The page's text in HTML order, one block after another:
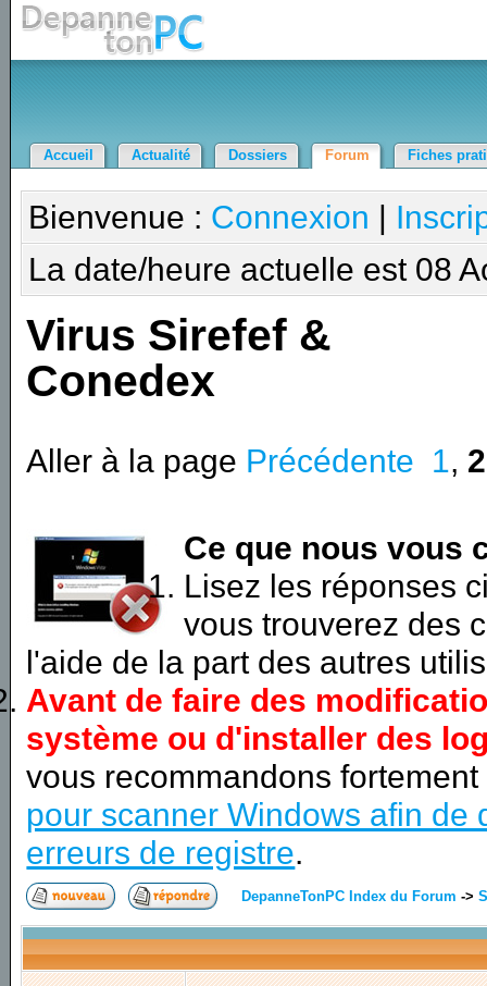
Accueil Actualité Dossiers Forum Fiches
Bienvenue : Connexion |
La date/heure actuelle est 08
Virus Sirefef &
Conedex
Aller à la page Précédente 1, 2
Ce que nous vous
Lisez les réponses
vous trouverez des
l'aide de la part des autres
Avant de faire des
système ou d'installer des
vous recommandons
pour scanner Windows afin de
erreurs de registre.
DepanneTonPC Index du Forum ->